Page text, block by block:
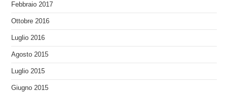
Febbraio 2017
Ottobre 2016
Luglio 2016
Agosto 2015
Luglio 2015
Giugno 2015